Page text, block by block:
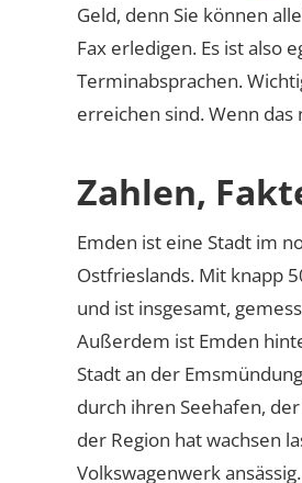
Geld, denn Sie können
Fax erledigen. Es ist also
Terminabsprachen.
erreichen sind. Wenn das
Zahlen,
Emden ist eine Stadt im
Ostfrieslands. Mit knapp
und ist insgesamt,
Außerdem ist Emden
Stadt an der
durch ihren Seehafen,
der Region hat wachsen
Volkswagenwerk